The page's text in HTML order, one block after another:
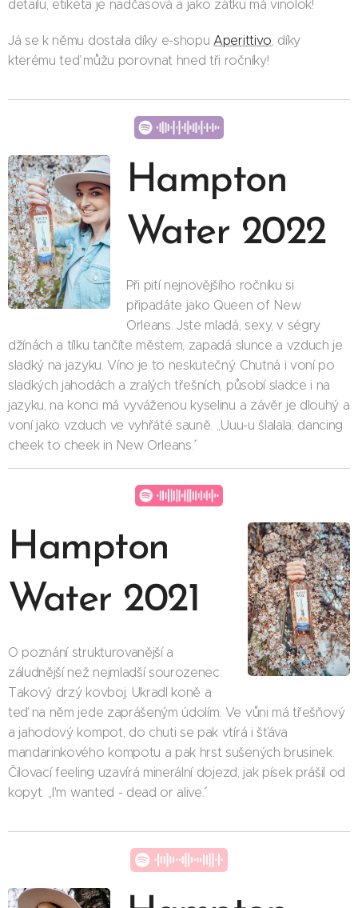
detailu, etiketa je nadčasová a jako zátku má vinolok!
Já se k němu dostala díky e-shopuAperittivo, díky
kterému teď můžu porovnat hned tři ročníky!
Hampton
Water 2022
Při pití nejnovějšího ročníku si
připadáte jako Queen of New
Orleans. Jste mladá, sexy, v ségry
džínách a tílku tančíte městem, zapadá slunce a vzduch je
sladký na jazyku. Víno je to neskutečný. Chutná i voní po
sladkých jahodách a zralých třešních, působí sladce i na
jazyku, na konci má vyváženou kyselinu a závěr je dlouhý a
voní jako vzduch ve vyhřáté sauně. ,,Uuu-u šlalala, dancing
cheek to cheek in New Orleans.´´
Hampton
Water 2021
O poznání strukturovanější a
záludnější než nejmladší sourozenec.
Takový drzý kovboj. Ukradl koně a
teď na něm jede zaprášeným údolím. Ve vůni má třešňový
a jahodový kompot, do chuti se pak vtírá i šťáva
mandarinkového kompotu a pak hrst sušených brusinek.
Čilovací feeling uzavírá minerální dojezd, jak písek prášil od
kopyt. ,,I'm wanted - dead or alive.´´